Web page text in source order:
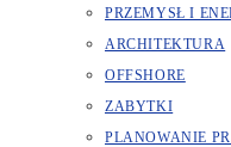
PRZEMYSŁ I
ARCHITEKTURA
OFFSHORE
ZABYTKI
PLANOWANIE